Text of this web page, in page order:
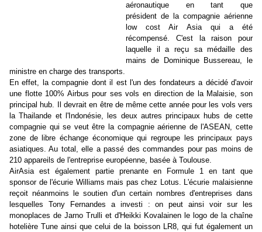
aéronautique en tant que
président de la compagnie aérienne
low cost Air Asia qui a été
récompensé. C'est la raison pour
laquelle il a reçu sa médaille des
mains de Dominique Bussereau, le
ministre en charge des transports.
En effet, la compagnie dont il est l'un des fondateurs a décidé d'avoir
une flotte 100% Airbus pour ses vols en direction de la Malaisie, son
principal hub. Il devrait en être de même cette année pour les vols vers
la Thailande et l'Indonésie, les deux autres principaux hubs de cette
compagnie qui se veut être la compagnie aérienne de l'ASEAN, cette
zone de libre échange économique qui regroupe les principaux pays
asiatiques. Au total, elle a passé des commandes pour pas moins de
210 appareils de l'entreprise européenne, basée à Toulouse.
AirAsia est également partie prenante en Formule 1 en tant que
sponsor de l'écurie Williams mais pas chez Lotus. L'écurie malaisienne
reçoit néanmoins le soutien d'un certain nombres d'entreprises dans
lesquelles Tony Fernandes a investi : on peut ainsi voir sur les
monoplaces de Jarno Trulli et d'Heikki Kovalainen le logo de la chaîne
hotelière Tune ainsi que celui de la boisson LR8, qui fut également un